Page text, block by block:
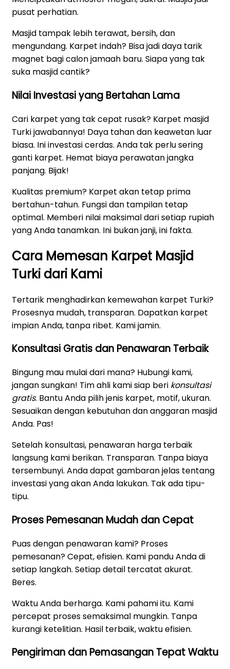
pusat perhatian.
Masjid tampak lebih terawat, bersih, dan
mengundang. Karpet indah? Bisa jadi daya tarik
magnet bagi calon jamaah baru. Siapa yang tak
suka masjid cantik?
Nilai Investasi yang Bertahan Lama
Cari karpet yang tak cepat rusak? Karpet masjid
Turki jawabannya! Daya tahan dan keawetan luar
biasa. Ini investasi cerdas. Anda tak perlu sering
ganti karpet. Hemat biaya perawatan jangka
panjang. Bijak!
Kualitas premium? Karpet akan tetap prima
bertahun-tahun. Fungsi dan tampilan tetap
optimal. Memberi nilai maksimal dari setiap rupiah
yang Anda tanamkan. Ini bukan janji, ini fakta.
Cara Memesan Karpet Masjid
Turki dari Kami
Tertarik menghadirkan kemewahan karpet Turki?
Prosesnya mudah, transparan. Dapatkan karpet
impian Anda, tanpa ribet. Kami jamin.
Konsultasi Gratis dan Penawaran Terbaik
Bingung mau mulai dari mana? Hubungi kami,
jangan sungkan! Tim ahli kami siap beri konsultasi
gratis. Bantu Anda pilih jenis karpet, motif, ukuran.
Sesuaikan dengan kebutuhan dan anggaran masjid
Anda. Pas!
Setelah konsultasi, penawaran harga terbaik
langsung kami berikan. Transparan. Tanpa biaya
tersembunyi. Anda dapat gambaran jelas tentang
investasi yang akan Anda lakukan. Tak ada tipu-
tipu.
Proses Pemesanan Mudah dan Cepat
Puas dengan penawaran kami? Proses
pemesanan? Cepat, efisien. Kami pandu Anda di
setiap langkah. Setiap detail tercatat akurat.
Beres.
Waktu Anda berharga. Kami pahami itu. Kami
percepat proses semaksimal mungkin. Tanpa
kurangi ketelitian. Hasil terbaik, waktu efisien.
Pengiriman dan Pemasangan Tepat Waktu